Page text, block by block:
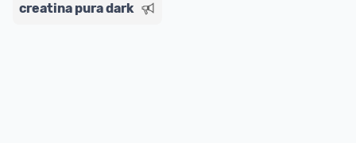
creatina pura dark